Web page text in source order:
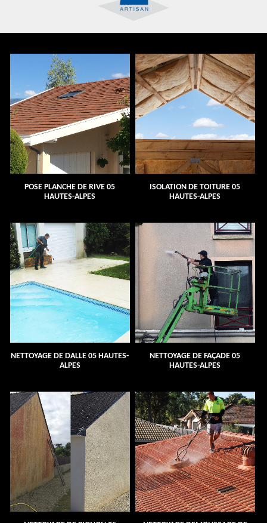
POSE PLANCHE DE RIVE 05
HAUTES-ALPES
ISOLATION DE TOITURE 05
HAUTES-ALPES
NETTOYAGE DE DALLE 05 HAUTES-
ALPES
NETTOYAGE DE FAÇADE 05
HAUTES-ALPES